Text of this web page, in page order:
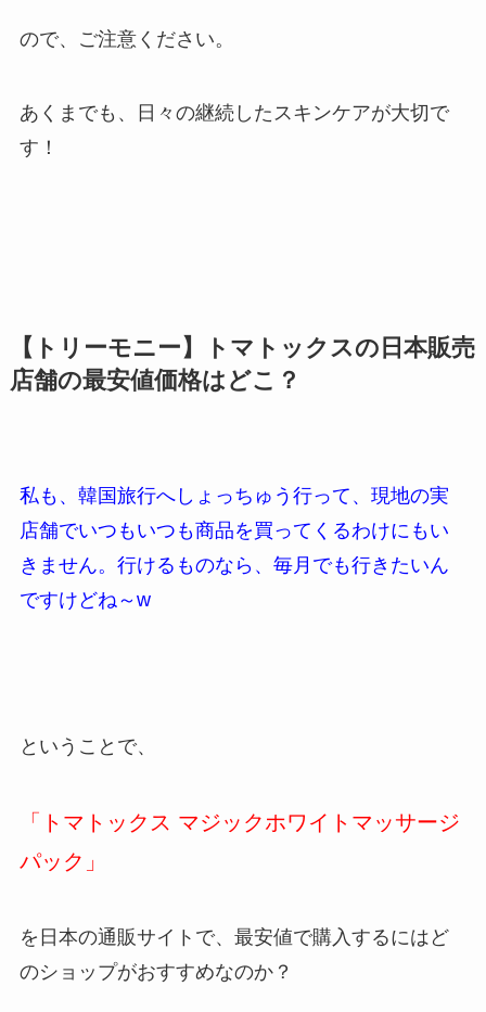
ので、ご注意ください。
あくまでも、日々の継続したスキンケアが大切で
す！
【トリーモニー】トマトックスの日本販売
店舗の最安値価格はどこ？
私も、韓国旅行へしょっちゅう行って、現地の実
店舗でいつもいつも商品を買ってくるわけにもい
きません。行けるものなら、毎月でも行きたいん
ですけどね～w
ということで、
「トマトックス マジックホワイトマッサージ
パック」
を日本の通販サイトで、最安値で購入するにはど
のショップがおすすめなのか？